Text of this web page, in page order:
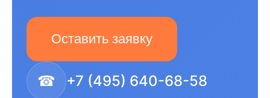
Оставить заявку
☎ +7 (495) 640-68-58